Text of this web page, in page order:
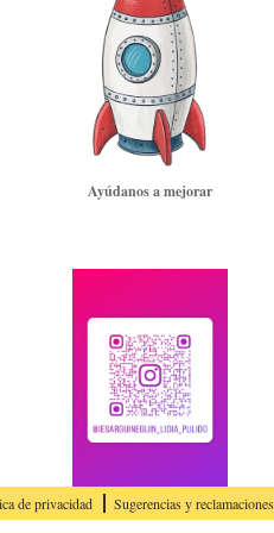
Ayúdanos a mejorar
de privacidad Sugerencias y reclamaciones